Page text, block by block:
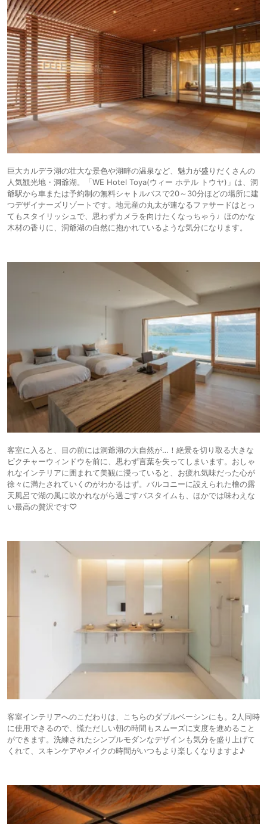
巨大カルデラ湖の壮大な景色や湖畔の温泉など、魅力が盛りだくさんの
人気観光地・洞爺湖。「WE Hotel Toya(​ウィー ホテル トウヤ)」は、洞
爺駅から車または予約制の無料シャトルバスで20～30分ほどの場所に建
つデザイナーズリゾートです。地元産の丸太が連なるファサードはとっ
てもスタイリッシュで、思わずカメラを向けたくなっちゃう♩ほのかな
木材の香りに、洞爺湖の自然に抱かれているような気分になります。
客室に入ると、目の前には洞爺湖の大自然が…！絶景を切り取る大きな
ピクチャーウィンドウを前に、思わず言葉を失ってしまいます。おしゃ
れなインテリアに囲まれて美観に浸っていると、お疲れ気味だった心が
徐々に満たされていくのがわかるはず。バルコニーに設えられた檜の露
天風呂で湖の風に吹かれながら過ごすバスタイムも、ほかでは味わえな
い最高の贅沢です♡
客室インテリアへのこだわりは、こちらのダブルベーシンにも。2人同時
に使用できるので、慌ただしい朝の時間もスムーズに支度を進めること
ができます。洗練されたシンプルモダンなデザインも気分を盛り上げて
くれて、スキンケアやメイクの時間がいつもより楽しくなりますよ♪